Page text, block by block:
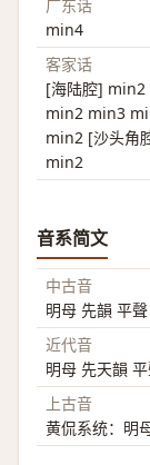
广东话
min4
客家话
[海陆腔]
min2 min3
min2 [沙头角
min2
音系简文
中古音
明母 先韻 平
近代音
明母 先天韻 平
上古音
黄侃系统：明